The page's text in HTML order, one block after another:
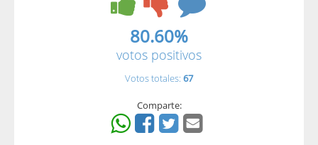
80.60%
votos positivos
Votos totales: 67
Comparte: